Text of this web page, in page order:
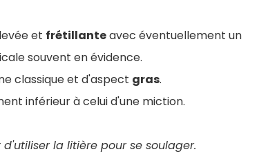
et frétillanteavec éventuellement un
souvent en évidence.
classique et d'aspect gras.
inférieur à celui d'une miction.
la litière pour se soulager.